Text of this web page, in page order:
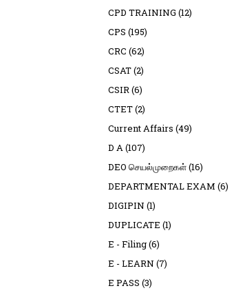
CPD TRAINING (12)
CPS (195)
CRC (62)
CSAT(2)
CSIR(6)
CTET(2)
Current Affairs (49)
D A(107)
DEO செயல்முறைகள்(16)
DEPARTMENTAL EXAM (6)
DIGIPIN (1)
DUPLICATE (1)
E - Filing(6)
E - LEARN (7)
E PASS (3)